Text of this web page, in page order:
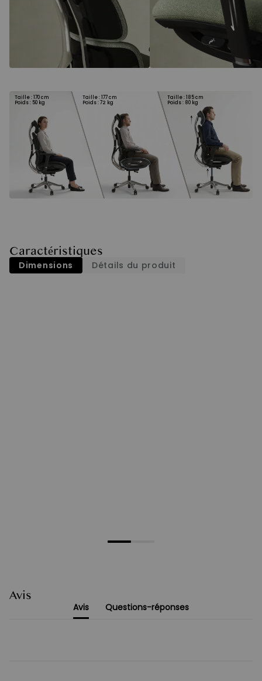
Taille : 170 cm
Poids : 50 kg
Taille : 177 cm
Poids : 72 kg
Taille : 185 cm
Poids : 80 kg
Caractéristiques
Dimensions Détails du produit
Avis
Avis Questions-réponses